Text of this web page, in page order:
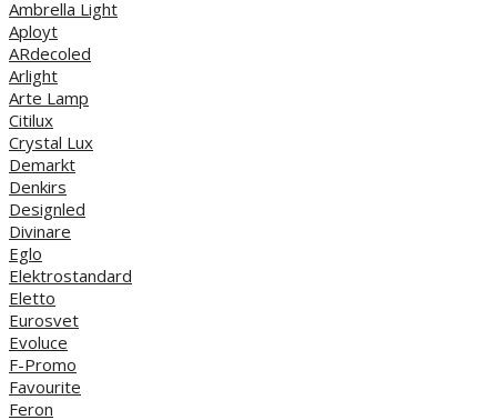
Ambrella Light
Aployt
ARdecoled
Arlight
Arte Lamp
Citilux
Crystal Lux
Demarkt
Denkirs
Designled
Divinare
Eglo
Elektrostandard
Eletto
Eurosvet
Evoluce
F-Promo
Favourite
Feron